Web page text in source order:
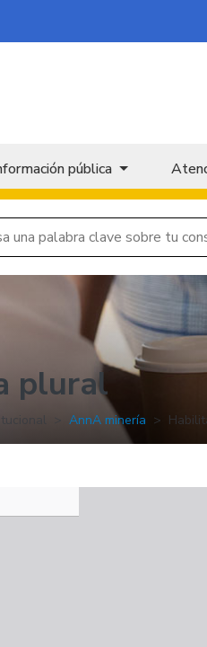
pública
plural
AnnA minería